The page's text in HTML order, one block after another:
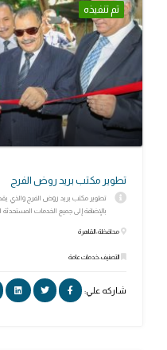
تم تنفيذه
تطوير مكتب بريد روض الفرج
تطوير مكتب بريد روض الفرج والذي يقدم
بالإضافة إلى جميع الخدمات المستحدثة
محافظة: القاهرة
التصنيف: خدمات عامة
شاركه علي: